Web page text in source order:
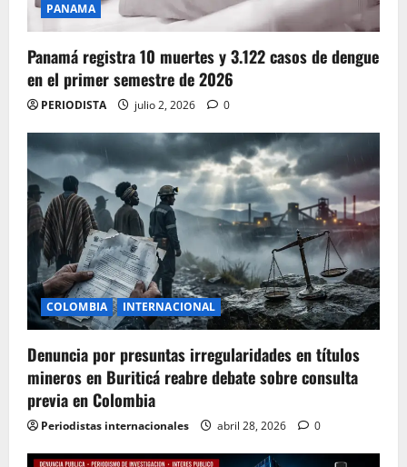
PANAMA
Panamá registra 10 muertes y 3.122 casos de dengue
en el primer semestre de 2026
PERIODISTA julio 2, 2026 0
COLOMBIA INTERNACIONAL
Denuncia por presuntas irregularidades en títulos
mineros en Buriticá reabre debate sobre consulta
previa en Colombia
Periodistas internacionales abril 28, 2026 0